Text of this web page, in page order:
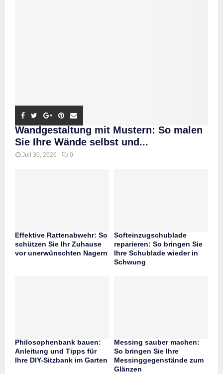
Wandgestaltung mit Mustern: So malen
Sie Ihre Wände selbst und...
Juli 30, 2026 0
Effektive Rattenabwehr: So
schützen Sie Ihr Zuhause
vor unerwünschten Nagern
Softeinzugschublade
reparieren: So bringen Sie
Ihre Schublade wieder in
Schwung
Philosophenbank bauen:
Anleitung und Tipps für
Ihre DIY-Sitzbank im Garten
Messing sauber machen:
So bringen Sie Ihre
Messinggegenstände zum
Glänzen